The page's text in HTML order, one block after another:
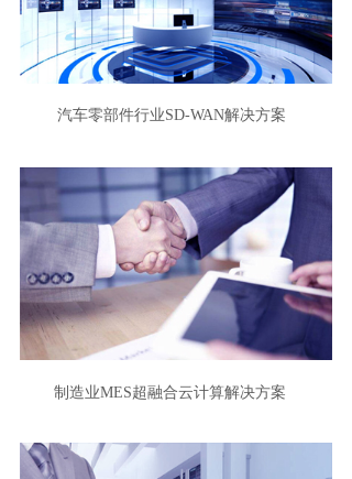
汽车零部件行业SD-WAN解决方案
制造业MES超融合云计算解决方案